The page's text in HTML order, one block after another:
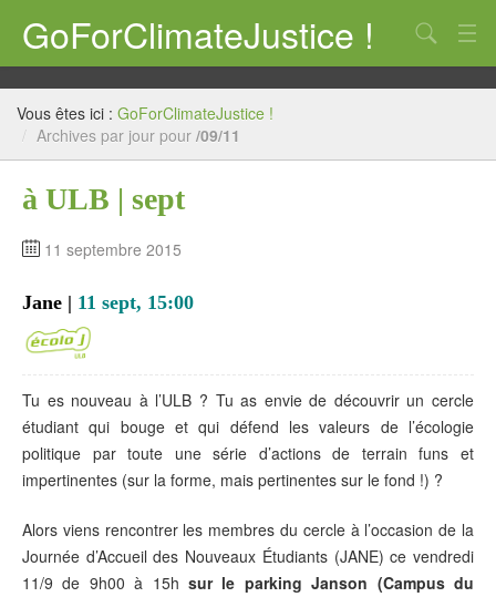
GoForClimateJustice !
Qui ? Quoi ? Pourquoi ?
Notre position
Mais où est la manif ??
COP21, et après ?
écolo j te propose un k-way à son image !
Liens
Vous êtes ici : GoForClimateJustice !
/ Archives par jour pour /09/11
à ULB | sept
11 septembre 2015
Jane | 11 sept, 15:00
Tu es nouveau à l’ULB ? Tu as envie de découvrir un cercle
étudiant qui bouge et qui défend les valeurs de l’écologie
politique par toute une série d’actions de terrain funs et
impertinentes (sur la forme, mais pertinentes sur le fond !) ?
Alors viens rencontrer les membres du cercle à l’occasion de la
Journée d’Accueil des Nouveaux Étudiants (JANE) ce vendredi
11/9 de 9h00 à 15h sur le parking Janson (Campus du